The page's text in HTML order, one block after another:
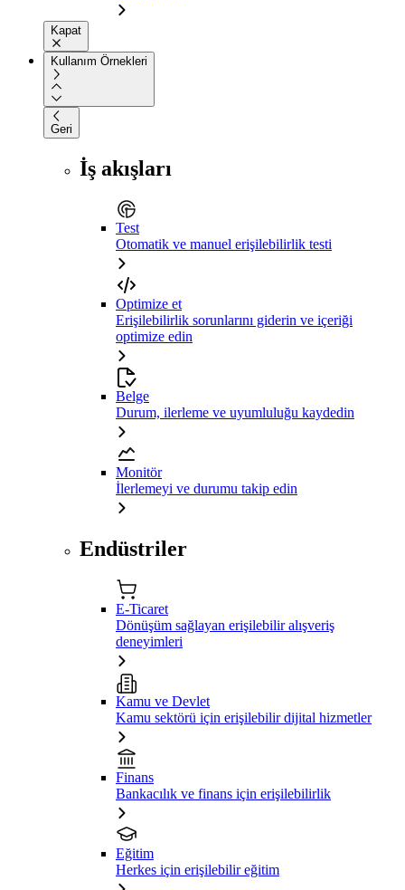
Kapat
Kullanım Örnekleri
Geri
İş akışları
Test
Otomatik ve manuel erişilebilirlik testi
Optimize et
Erişilebilirlik sorunlarını giderin ve içeriği
optimize edin
Belge
Durum, ilerleme ve uyumluluğu kaydedin
Monitör
İlerlemeyi ve durumu takip edin
Endüstriler
E-Ticaret
Dönüşüm sağlayan erişilebilir alışveriş
deneyimleri
Kamu ve Devlet
Kamu sektörü için erişilebilir dijital hizmetler
Finans
Bankacılık ve finans için erişilebilirlik
Eğitim
Herkes için erişilebilir eğitim